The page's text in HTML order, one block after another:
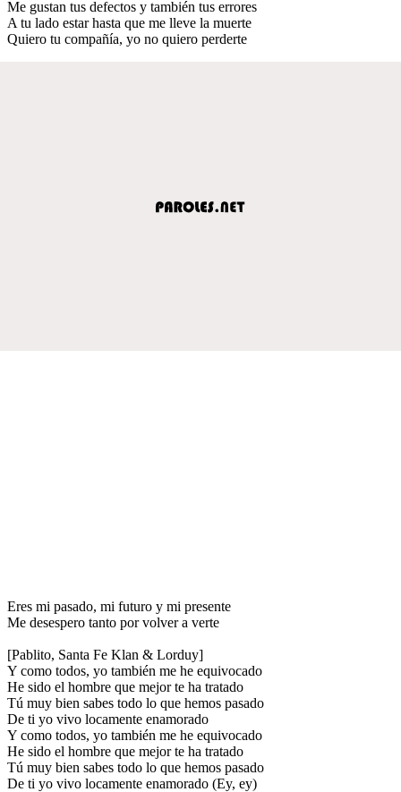
Me gustan tus defectos y también tus errores
A tu lado estar hasta que me lleve la muerte
Quiero tu compañía, yo no quiero perderte
Eres mi pasado, mi futuro y mi presente
Me desespero tanto por volver a verte
[Pablito, Santa Fe Klan & Lorduy]
Y como todos, yo también me he equivocado
He sido el hombre que mejor te ha tratado
Tú muy bien sabes todo lo que hemos pasado
De ti yo vivo locamente enamorado
Y como todos, yo también me he equivocado
He sido el hombre que mejor te ha tratado
Tú muy bien sabes todo lo que hemos pasado
De ti yo vivo locamente enamorado (Ey, ey)